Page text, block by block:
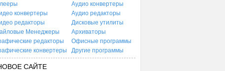
Аудио конвертеры
конвертеры
Аудио редакторы
редакторы
Дисковые утилиты
Менеджеры
Архиваторы
редакторы
Офисные программы
конвертеры
Другие программы
САЙТЕ